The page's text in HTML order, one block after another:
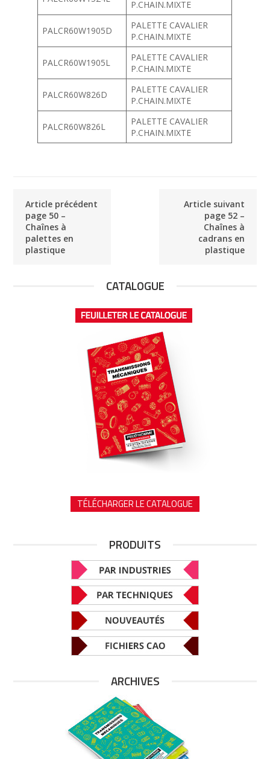
P.CHAIN.MIXTE
PALCR60W1905D
PALETTE CAVALIER
P.CHAIN.MIXTE
PALCR60W1905L
PALETTE CAVALIER
P.CHAIN.MIXTE
PALCR60W826D
PALETTE CAVALIER
P.CHAIN.MIXTE
PALCR60W826L
PALETTE CAVALIER
P.CHAIN.MIXTE
Article précédent
page 50 –
Chaînes à
palettes en
plastique
Article suivant
page 52 –
Chaînes à
cadrans en
plastique
CATALOGUE
TÉLÉCHARGER LE CATALOGUE
PRODUITS
ARCHIVES